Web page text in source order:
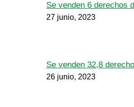
Se venden 6 derechos
27 junio, 2023
Se venden 32,8
26 junio, 2023